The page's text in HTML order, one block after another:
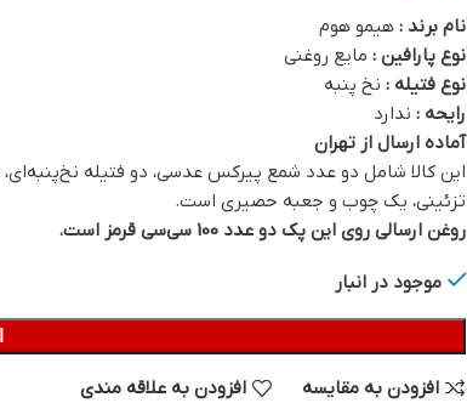
نام برند : هیمو هوم
نوع پارافین : مایع روغنی
نوع فتیله : نخ پنبه
رایحه : ندارد
آماده ارسال از تهران
تزئینی، یک چوب و جعبه حصیری است.
روغن ارسالی روی این پک دو عدد 100 سی‌سی قرمز است.
موجود در انبار
افزودن به مقایسه افزودن به علاقه مندی